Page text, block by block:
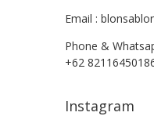
Email :
Phone &
+62
Instagram